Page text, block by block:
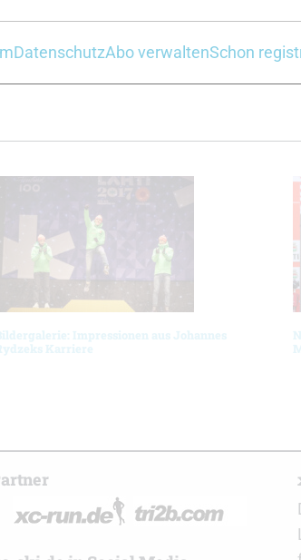
13 14
Impressionen aus Johannes
Karriere
DatenschutzAbo verwaltenSchon